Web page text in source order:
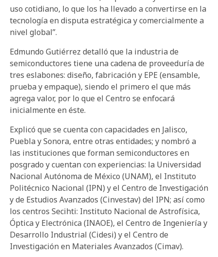
uso cotidiano, lo que los ha llevado a convertirse en la
tecnología en disputa estratégica y comercialmente a
nivel global”.
Edmundo Gutiérrez detalló que la industria de
semiconductores tiene una cadena de proveeduría de
tres eslabones: diseño, fabricación y EPE (ensamble,
prueba y empaque), siendo el primero el que más
agrega valor, por lo que el Centro se enfocará
inicialmente en éste.
Explicó que se cuenta con capacidades en Jalisco,
Puebla y Sonora, entre otras entidades; y nombró a
las instituciones que forman semiconductores en
posgrado y cuentan con experiencias: la Universidad
Nacional Autónoma de México (UNAM), el Instituto
Politécnico Nacional (IPN) y el Centro de Investigación
y de Estudios Avanzados (Cinvestav) del IPN; así como
los centros Secihti: Instituto Nacional de Astrofísica,
Óptica y Electrónica (INAOE), el Centro de Ingeniería y
Desarrollo Industrial (Cidesi) y el Centro de
Investigación en Materiales Avanzados (Cimav).